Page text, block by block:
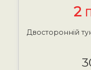
2
Двосторонній